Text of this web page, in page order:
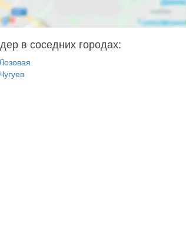
в соседних городах: